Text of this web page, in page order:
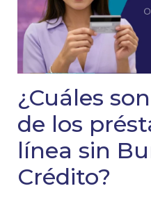
¿Cuáles
de los
línea sin
Crédito?